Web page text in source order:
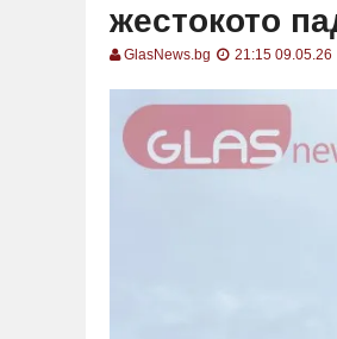
жестокото
GlasNews.bg 21:15 09.05.26